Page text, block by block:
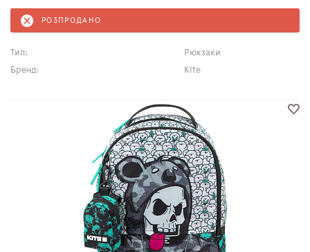
РОЗПРОДАНО
Тип:
Рюкзаки
Бренд:
Kite